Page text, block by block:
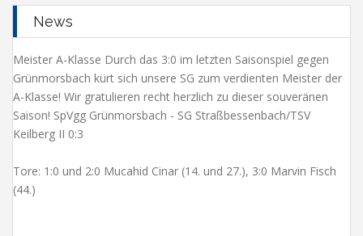
News
Meister A-Klasse Durch das 3:0 im letzten Saisonspiel gegen
Grünmorsbach kürt sich unsere SG zum verdienten Meister der
A-Klasse! Wir gratulieren recht herzlich zu dieser souveränen
Saison! SpVgg Grünmorsbach - SG Straßbessenbach/TSV
Keilberg II 0:3
Tore: 1:0 und 2:0 Mucahid Cinar (14. und 27.), 3:0 Marvin Fisch
(44.)